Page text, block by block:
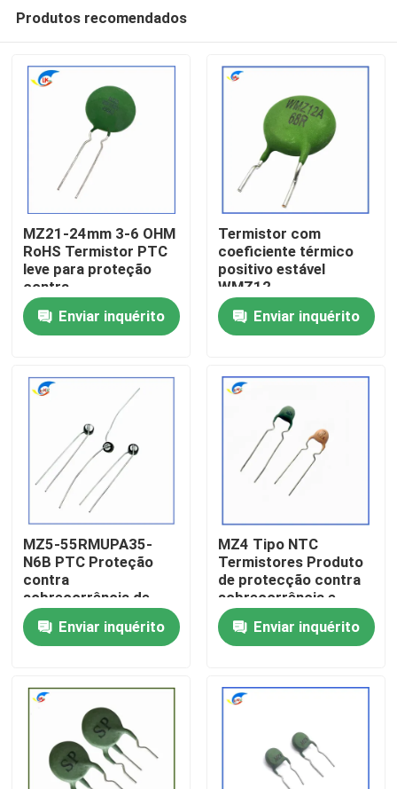
Para casa
Produtos
vídeos
Sobre nós
Visita à fábrica
Controle de qualidade
Contacte-nos
Termistor do PTC
Produtos recomendados
MZ21-24mm 3-6 OHM
RoHS Termistor PTC
leve para proteção
contra
sobrecorrência
Termistor com
coeficiente térmico
Enviar inquérito
Termistor com
coeficiente térmico
positivo estável
WMZ12-
85BHV151NRoHS
para proteção contra
sobrecorrência
compatível com a
RoHS
Enviar inquérito
MZ5-55RMUPA35-
N6B PTC Proteção
contra
sobrecorrência de
termistores para
produtos de controlo
do vento
Enviar inquérito
MZ4 Tipo NTC
Termistores Produto
de protecção contra
sobrecorrência e
sobrecarga
Enviar inquérito